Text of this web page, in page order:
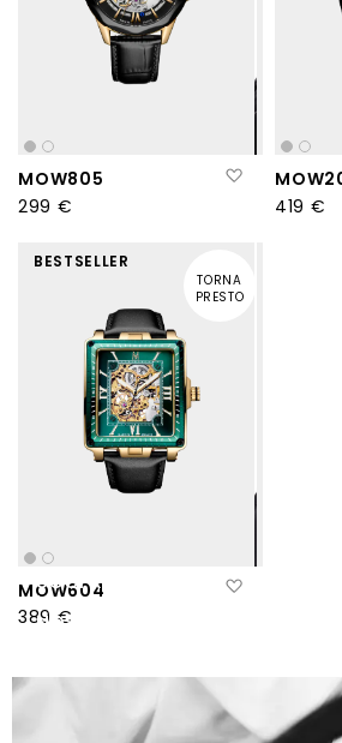
MOW805
299 €
Aggiungi
419 €
BESTSELLER
MOW604
389 €
TORNA
PRESTO
SCOPRITE
I
NOSTRI